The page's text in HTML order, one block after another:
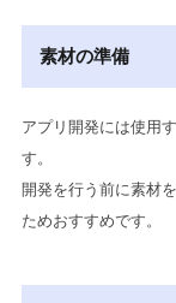
素材の準備
アプリ開発には使用
す。
開発を行う前に素材
ためおすすめです。